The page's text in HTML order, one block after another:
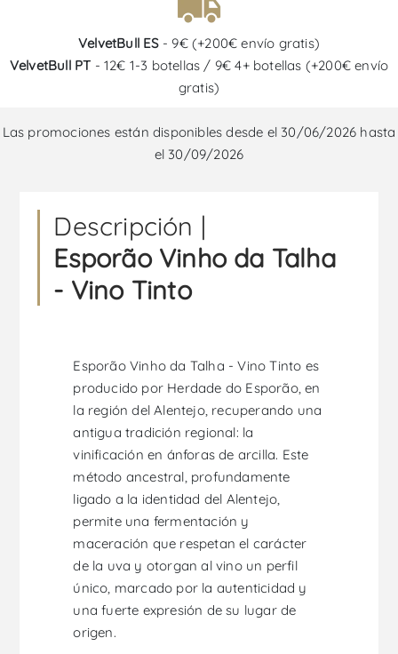
VelvetBull ES- 9€ (+200€ envío gratis)
VelvetBull PT - 12€ 1-3 botellas / 9€ 4+ botellas (+200€ envío
gratis)
Las promociones están disponibles desde el 30/06/2026 hasta
el 30/09/2026
Descripción |
Esporão Vinho da Talha
- Vino Tinto
Esporão Vinho da Talha - Vino Tinto es
producido por Herdade do Esporão, en
la región del Alentejo, recuperando una
antigua tradición regional: la
vinificación en ánforas de arcilla. Este
método ancestral, profundamente
ligado a la identidad del Alentejo,
permite una fermentación y
maceración que respetan el carácter
de la uva y otorgan al vino un perfil
único, marcado por la autenticidad y
una fuerte expresión de su lugar de
origen.